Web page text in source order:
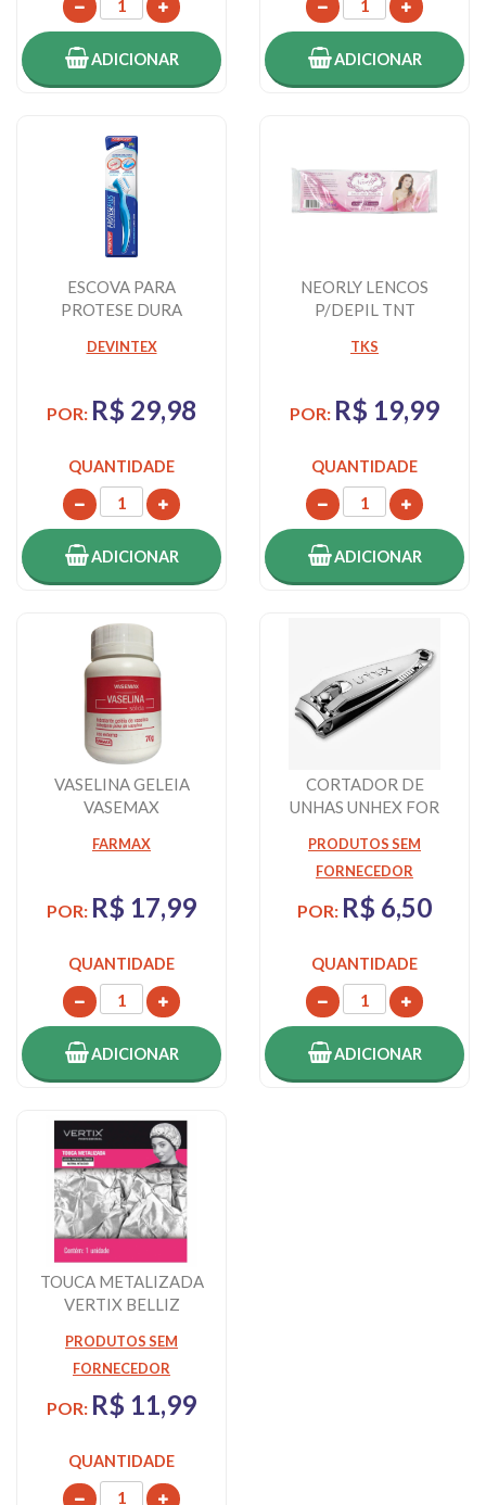
ADICIONAR ADICIONAR
ESCOVA PARA
PROTESE DURA
DEVINTEX
POR: R$ 29,98
QUANTIDADE
ADICIONAR
NEORLY LENCOS
P/DEPIL TNT
TKS
POR: R$ 19,99
QUANTIDADE
ADICIONAR
VASELINA GELEIA
VASEMAX
FARMAX
POR: R$ 17,99
QUANTIDADE
ADICIONAR
CORTADOR DE
UNHAS UNHEX FOR
UNIDADE
PRODUTOS SEM
FORNECEDOR
POR: R$ 6,50
QUANTIDADE
ADICIONAR
TOUCA METALIZADA
VERTIX BELLIZ
PRODUTOS SEM
FORNECEDOR
POR: R$ 11,99
QUANTIDADE